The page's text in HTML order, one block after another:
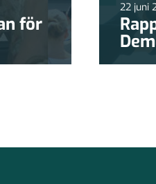
för
22 juni